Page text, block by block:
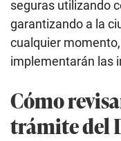
seguras utilizando
garantizando a la
cualquier
implementarán las
Cómo
trámite del